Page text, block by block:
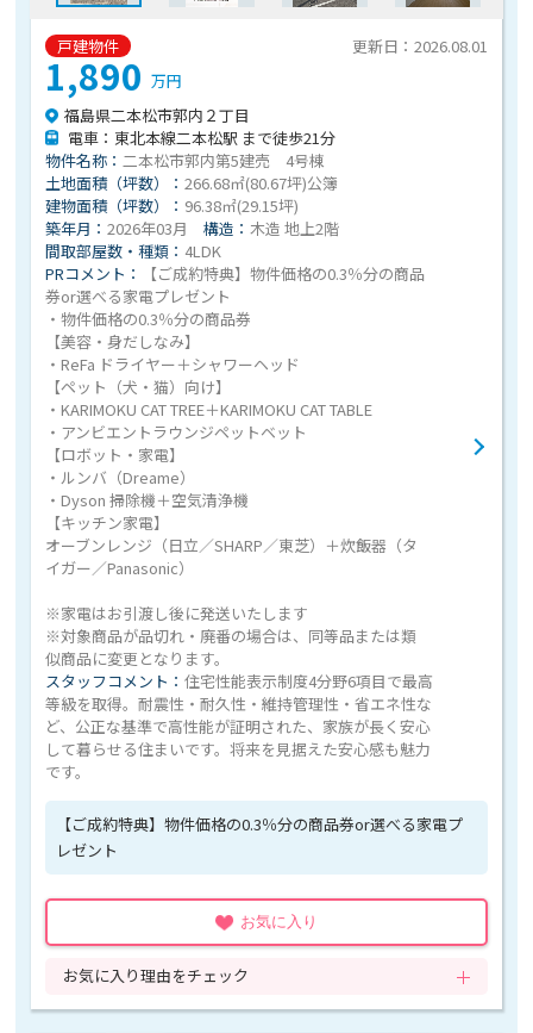
戸建物件 更新日：2026.08.01
1,890万円
福島県二本松市郭内２丁目
電車：東北本線二本松駅 まで徒歩21分
物件名称：二本松市郭内第5建売 4号棟
土地面積（坪数）：266.68㎡(80.67坪)公簿
建物面積（坪数）： 96.38㎡(29.15坪)
築年月：2026年03月 構造：木造 地上2階
間取部屋数・種類： 4LDK
PRコメント：
【ご成約特典】物件価格の0.3％分の商品
券or選べる家電プレゼント
・物件価格の0.3％分の商品券
【美容・身だしなみ】
・ReFa ドライヤー＋シャワーヘッド
【ペット（犬・猫）向け】
・KARIMOKU CAT TREE＋KARIMOKU CAT TABLE
・アンビエントラウンジペットベット
【ロボット・家電】
・ルンバ（Dreame）
・Dyson 掃除機＋空気清浄機
【キッチン家電】
オーブンレンジ（日立／SHARP／東芝）＋炊飯器（タ
イガー／Panasonic）
※家電はお引渡し後に発送いたします
※対象商品が品切れ・廃番の場合は、同等品または類
似商品に変更となります。
スタッフコメント：住宅性能表示制度4分野6項目で最高
等級を取得。耐震性・耐久性・維持管理性・省エネ性な
ど、公正な基準で高性能が証明された、家族が長く安心
して暮らせる住まいです。将来を見据えた安心感も魅力
です。
【ご成約特典】物件価格の0.3％分の商品券or選べる家電プ
レゼント
お気に入り
お気に入り理由をチェック